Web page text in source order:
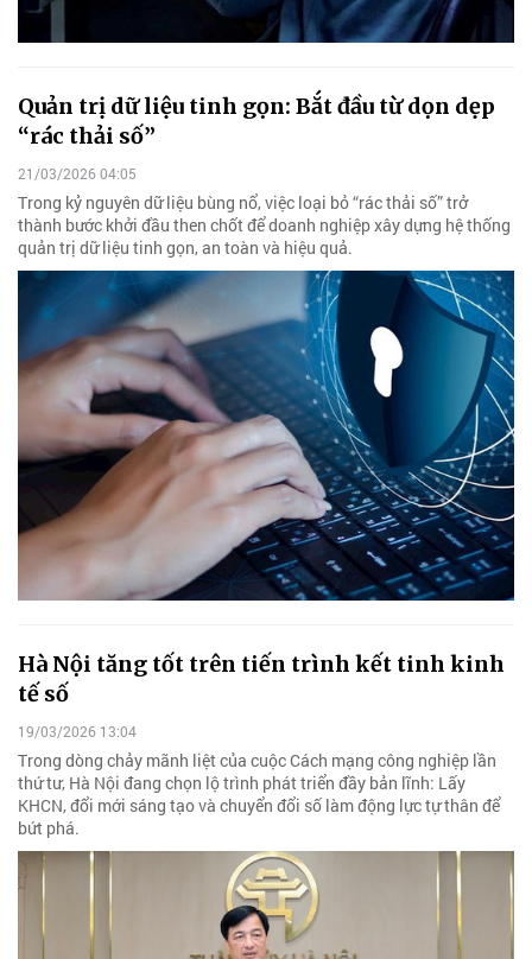
Quản trị dữ liệu tinh gọn: Bắt đầu từ dọn dẹp
“rác thải số”
21/03/2026 04:05
Trong kỷ nguyên dữ liệu bùng nổ, việc loại bỏ “rác thải số” trở
thành bước khởi đầu then chốt để doanh nghiệp xây dựng hệ thống
quản trị dữ liệu tinh gọn, an toàn và hiệu quả.
Hà Nội tăng tốt trên tiến trình kết tinh kinh
tế số
19/03/2026 13:04
Trong dòng chảy mãnh liệt của cuộc Cách mạng công nghiệp lần
thứ tư, Hà Nội đang chọn lộ trình phát triển đầy bản lĩnh: Lấy
KHCN, đổi mới sáng tạo và chuyển đổi số làm động lực tự thân để
bứt phá.